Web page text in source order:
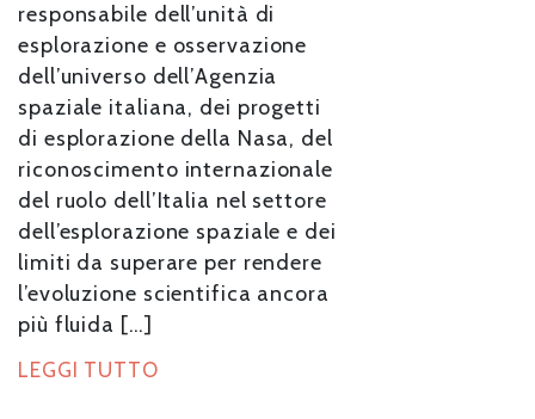
responsabile dell’unità di
esplorazione e osservazione
dell’universo dell’Agenzia
spaziale italiana, dei progetti
di esplorazione della Nasa, del
riconoscimento internazionale
del ruolo dell’Italia nel settore
dell’esplorazione spaziale e dei
limiti da superare per rendere
l’evoluzione scientifica ancora
più fluida […]
LEGGI TUTTO